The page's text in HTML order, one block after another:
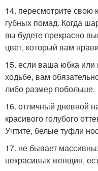
14. пересмотрите свою
губных помад. Когда
вы будете прекрасно
цвет, который вам
15. если ваша юбка или
ходьбе, вам
либо размер побольше.
16. отличный дневной
красивого голубого
Учтите, белые туфли
17. не бывает
некрасивых женщин,